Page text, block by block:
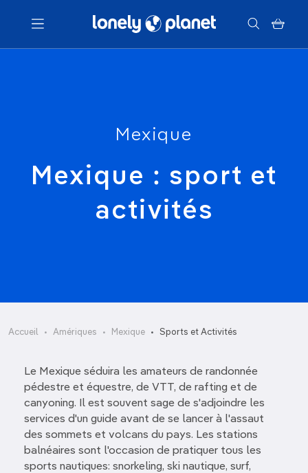
Menu
Mexique
Mexique : sport et
activités
Accueil Amériques Mexique Sports et Activités
Le Mexique séduira les amateurs de randonnée
pédestre et équestre, de VTT, de rafting et de
canyoning. Il est souvent sage de s'adjoindre les
services d'un guide avant de se lancer à l'assaut
des sommets et volcans du pays. Les stations
balnéaires sont l'occasion de pratiquer tous les
sports nautiques: snorkeling, ski nautique, surf,